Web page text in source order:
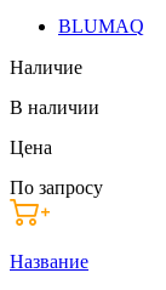
BLUMAQ
Наличие
В наличии
Цена
По запросу
Название